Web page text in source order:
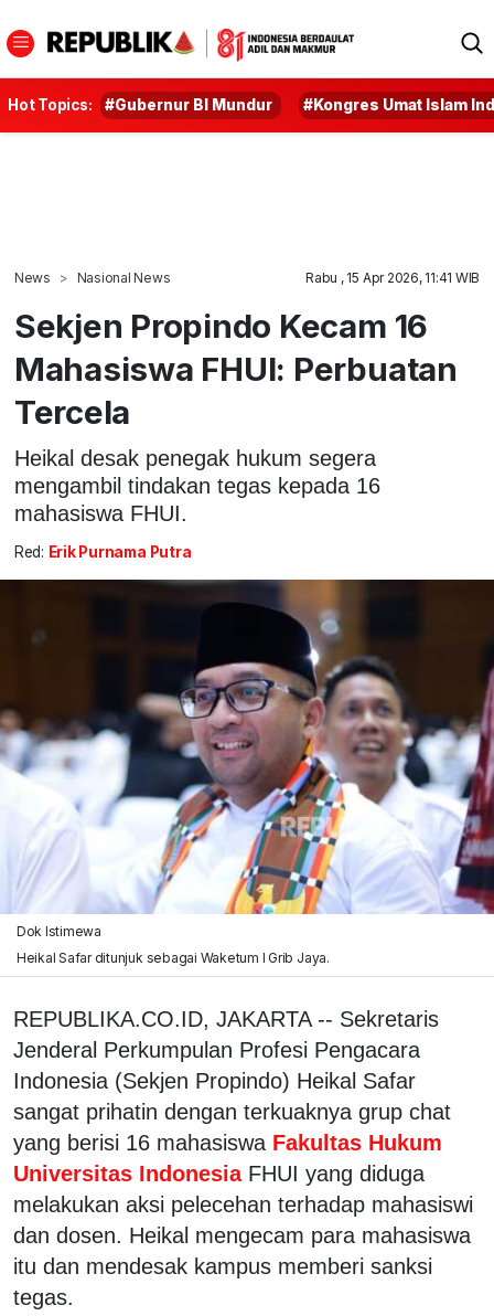
Hot Topics: #Gubernur BI Mundur #Kongres Umat Islam
News Nasional News Rabu , 15 Apr 2026, 11:41 WIB
Sekjen Propindo Kecam 16
Mahasiswa FHUI: Perbuatan
Tercela
Heikal desak penegak hukum segera
mengambil tindakan tegas kepada 16
mahasiswa FHUI.
Red: Erik Purnama Putra
Dok Istimewa
Heikal Safar ditunjuk sebagai Waketum I Grib Jaya.
REPUBLIKA.CO.ID, JAKARTA -- Sekretaris
Jenderal Perkumpulan Profesi Pengacara
Indonesia (Sekjen Propindo) Heikal Safar
sangat prihatin dengan terkuaknya grup chat
yang berisi 16 mahasiswa Fakultas Hukum
Universitas Indonesia FHUI yang diduga
melakukan aksi pelecehan terhadap mahasiswi
dan dosen. Heikal mengecam para mahasiswa
itu dan mendesak kampus memberi sanksi
tegas.